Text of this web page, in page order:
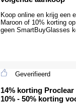
Koop online en krijg een
Maroon of 10% korting
geen SmartBuyGlasses
Geverifieerd
14% korting Proclear
10% - 50% korting